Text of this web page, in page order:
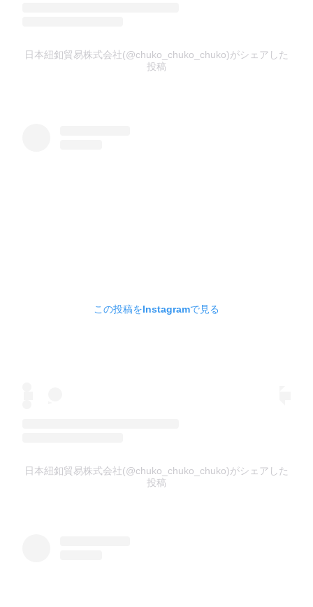
日本紐釦貿易株式会社(@chuko_chuko_chuko)がシェアした
投稿
この投稿をInstagramで見る
日本紐釦貿易株式会社(@chuko_chuko_chuko)がシェアした
投稿